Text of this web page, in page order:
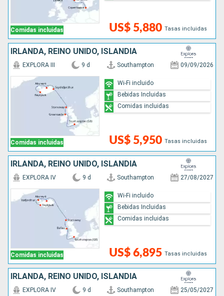
Comidas incluidas US$ 5,880 Tasas incluidas
IRLANDA, REINO UNIDO, ISLANDIA
Comidas incluidas
EXPLORA III 9 d Southampton 09/09/2026
US$ 5,950 Tasas incluidas
Wi-Fi incluido
Bebidas Incluidas
Comidas incluidas
IRLANDA, REINO UNIDO, ISLANDIA
Comidas incluidas
EXPLORA IV 9 d Southampton 27/08/2027
US$ 6,895 Tasas incluidas
Wi-Fi incluido
Bebidas Incluidas
Comidas incluidas
IRLANDA, REINO UNIDO, ISLANDIA
EXPLORA IV 9 d Southampton 25/05/2027